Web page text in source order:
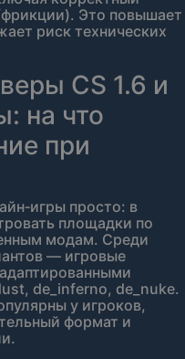
Это повышает
риск технических
CS 1.6 и
на что
при
просто: в
площадки по
модам. Среди
— игровые
de_inferno, de_nuke.
у игроков,
формат и